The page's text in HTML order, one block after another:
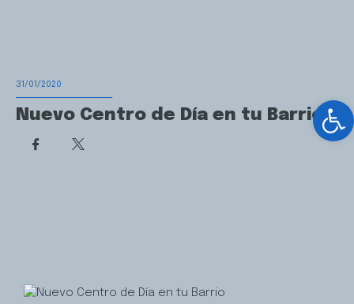
31/01/2020
Nuevo Centro de Día en tu Barrio